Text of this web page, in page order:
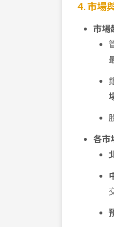
4. 市場
市場
各市